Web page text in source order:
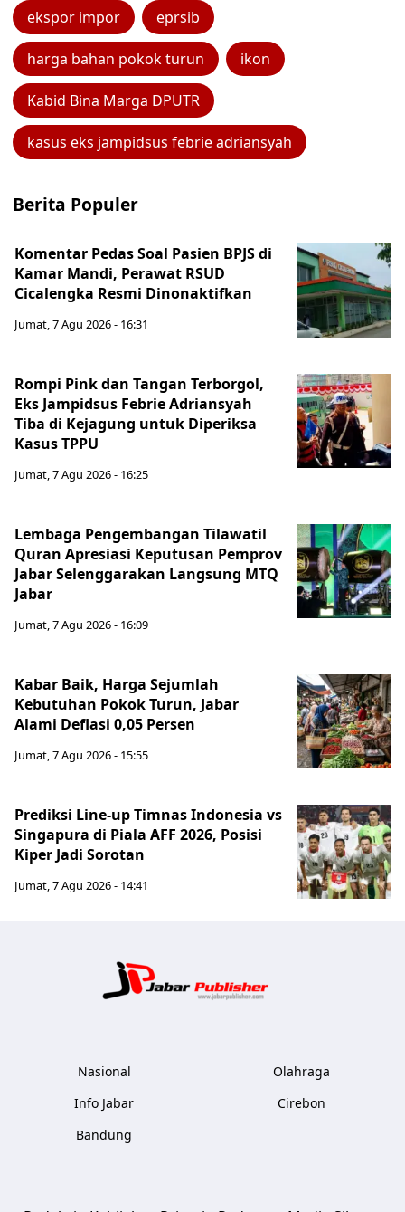
ekspor impor eprsib
harga bahan pokok turun ikon
Kabid Bina Marga DPUTR
kasus eks jampidsus febrie adriansyah
Berita Populer
Komentar Pedas Soal Pasien BPJS di
Kamar Mandi, Perawat RSUD
Cicalengka Resmi Dinonaktifkan
Jumat, 7 Agu 2026 - 16:31
Rompi Pink dan Tangan Terborgol,
Eks Jampidsus Febrie Adriansyah
Tiba di Kejagung untuk Diperiksa
Kasus TPPU
Jumat, 7 Agu 2026 - 16:25
Lembaga Pengembangan Tilawatil
Quran Apresiasi Keputusan Pemprov
Jabar Selenggarakan Langsung MTQ
Jabar
Jumat, 7 Agu 2026 - 16:09
Kabar Baik, Harga Sejumlah
Kebutuhan Pokok Turun, Jabar
Alami Deflasi 0,05 Persen
Jumat, 7 Agu 2026 - 15:55
Prediksi Line-up Timnas Indonesia vs
Singapura di Piala AFF 2026, Posisi
Kiper Jadi Sorotan
Jumat, 7 Agu 2026 - 14:41
Nasional
Info Jabar
Bandung
Olahraga
Cirebon